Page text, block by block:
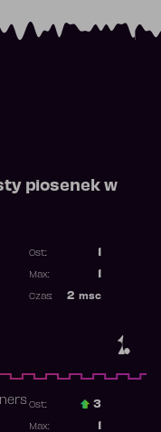
piosenek w
1.
Ost.:
Max:
2 msc
Czas:
Ost.: 3
Max: